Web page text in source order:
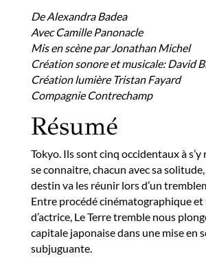
De Alexandra Badea
Avec Camille Panonacle
Mis en scène par Jonathan Michel
Création sonore et musicale: David
Création lumière Tristan Fayard
Compagnie Contrechamp
Résumé
Tokyo. Ils sont cinq occidentaux à
se connaitre, chacun avec sa
destin va les réunir lors d’un
Entre procédé cinématographique
d’actrice, Le Terre tremble nous
capitale japonaise dans une mise en
subjuguante.